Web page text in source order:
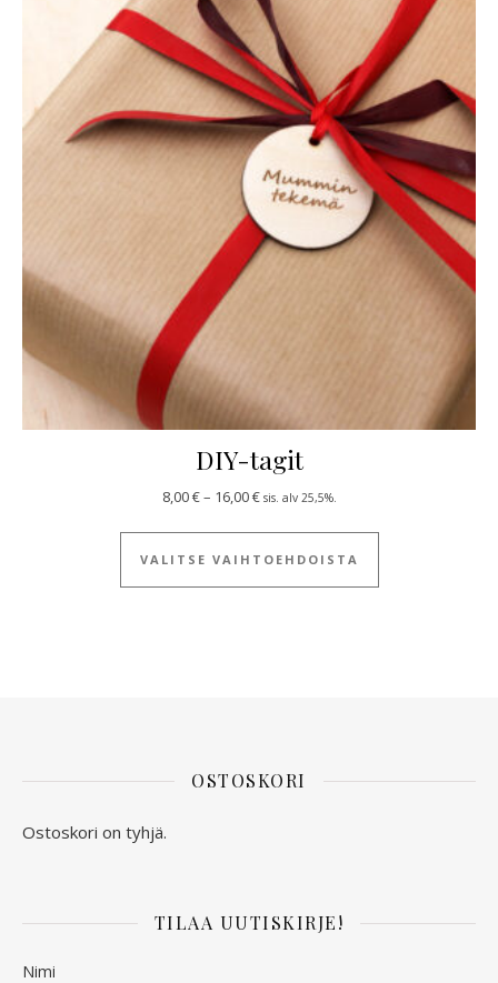
DIY-tagit
8,00€– 16,00€Hintaluokka: 8,00 € - 16,00 €
sis. alv 25,5%.
VALITSE VAIHTOEHDOISTA
Tällä tuotteella
OSTOSKORI
Ostoskori on tyhjä.
TILAA UUTISKIRJE!
Nimi